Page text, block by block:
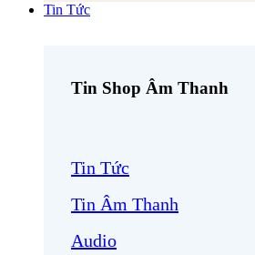
Tin Tức
Tin Shop Âm Thanh
Tin Tức
Tin Âm Thanh
Audio